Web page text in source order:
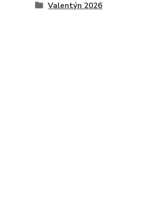
Valentýn 2026